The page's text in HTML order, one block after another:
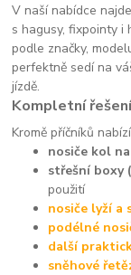
V naší nabídce
s hagusy, fixpointy i
podle značky,
perfektně sedí na
jízdě.
Kompletní
Kromě příčníků
nosiče kol
střešní boxy
použití
nosiče lyží a
podélné
další
sněhové